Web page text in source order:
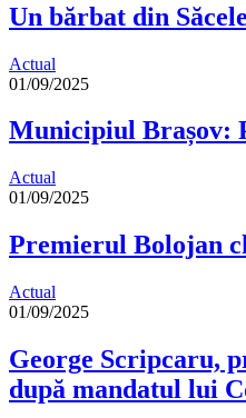
Un bărbat din
Actual
01/09/2025
Municipiul Brașov:
Actual
01/09/2025
Premierul Bolojan
Actual
01/09/2025
George Scripcaru,
după mandatul lui